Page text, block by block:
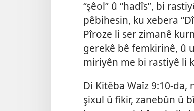
“şêol” û “hadîs”, bi
pêbihesin, ku xebera
Pîroze li ser zimanê
gerekê bê femkirinê, û
miriyên me bi rastiyê li
Di Kitêba Waîz 9:10-da,
şixul û fikir, zanebûn û